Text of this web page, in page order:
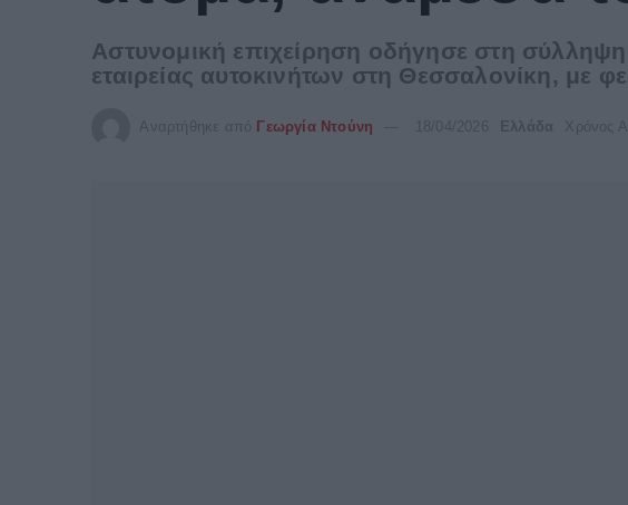
Αστυνομική επιχείρηση οδήγησε στη
εταιρείας αυτοκινήτων στη Θεσσαλονίκη, με
Αναρτήθηκε από Γεωργία Ντούνη Ελλάδα Χρόνος